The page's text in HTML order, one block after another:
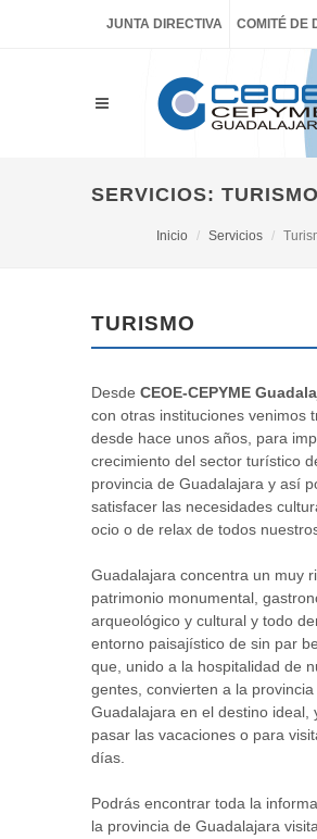
JUNTA DIRECTIVA COMITÉ DE
SERVICIOS: TURISMO
Inicio Servicios
TURISMO
Desde CEOE-CEPYME
con otras instituciones venimos
desde hace unos años, para
crecimiento del sector turístico
provincia de Guadalajara y así
satisfacer las necesidades
ocio o de relax de todos
Guadalajara concentra un muy
patrimonio monumental,
arqueológico y cultural y todo
entorno paisajístico de sin par
que, unido a la hospitalidad de
gentes, convierten a la provincia
Guadalajara en el destino ideal,
pasar las vacaciones o para
días.
Podrás encontrar toda la
la provincia de Guadalajara